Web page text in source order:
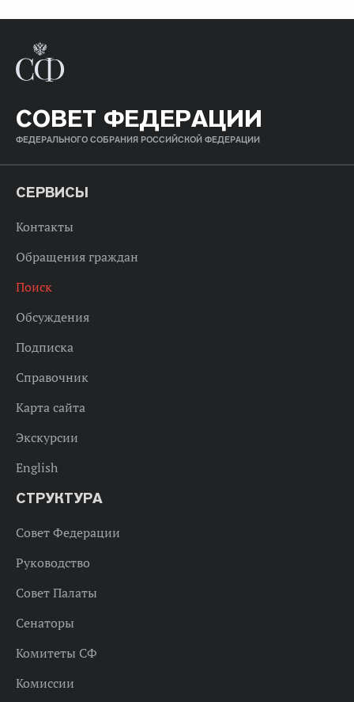
СОВЕТ ФЕДЕРАЦИИ
ФЕДЕРАЛЬНОГО СОБРАНИЯ РОССИЙСКОЙ ФЕДЕРАЦИИ
СЕРВИСЫ
Контакты
Обращения граждан
Поиск
Обсуждения
Подписка
Справочник
Карта сайта
Экскурсии
English
СТРУКТУРА
Совет Федерации
Руководство
Совет Палаты
Сенаторы
Комитеты СФ
Комиссии